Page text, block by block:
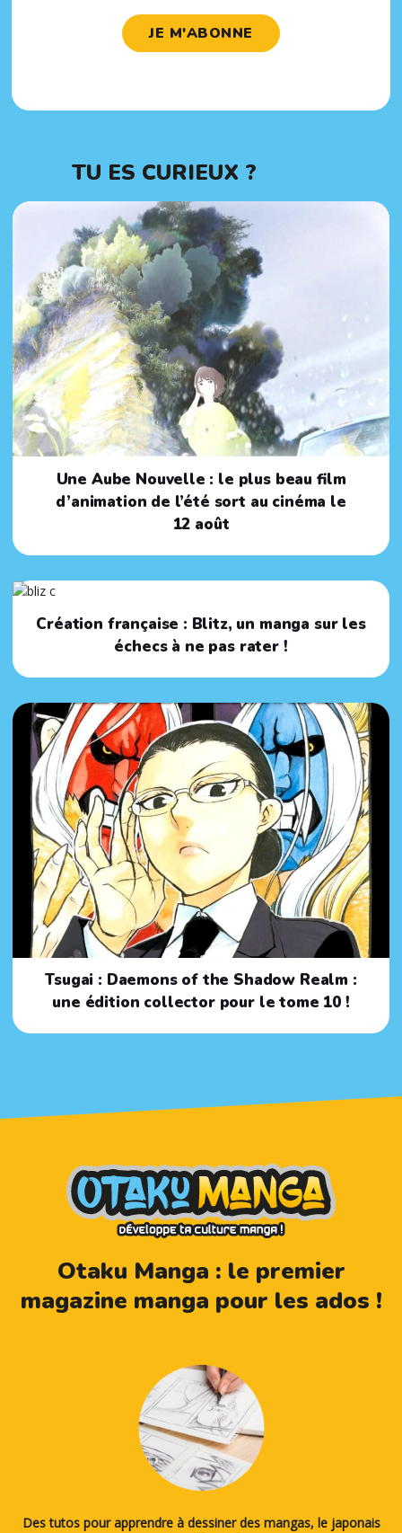
JE M'ABONNE
TU ES CURIEUX ?
Une Aube Nouvelle : le plus beau film
d’animation de l’été sort au cinéma le
12 août
Création française : Blitz, un manga sur les
échecs à ne pas rater !
Tsugai : Daemons of the Shadow Realm :
une édition collector pour le tome 10 !
Otaku Manga : le premier
magazine manga pour les ados !
Des tutos pour apprendre à dessiner des mangas, le japonais